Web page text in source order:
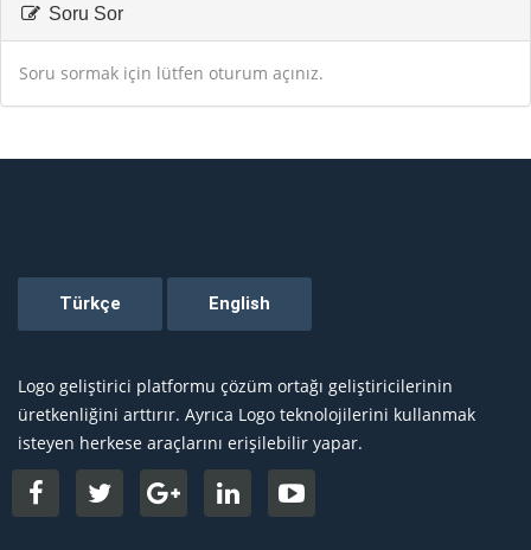
Soru Sor
Soru sormak için lütfen oturum açınız.
Logo geliştirici platformu çözüm ortağı geliştiricilerinin
üretkenliğini arttırır. Ayrıca Logo teknolojilerini kullanmak
isteyen herkese araçlarını erişilebilir yapar.